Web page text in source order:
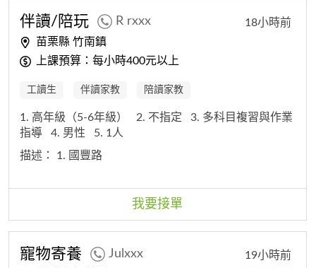
伴讀/陪玩 R rxxx
苗栗縣 竹南鎮
上課預算：每小時400元以上
18小時前
工讀生 伴讀家教 陪讀家教
1. 高年級（5-6年級） 2. 不指定
3. 多科目複習與作業
指導
4. 男性
5. 1人
描述： 1. 國豐路
我要接單
寵物寄養 Julxxx
19小時前